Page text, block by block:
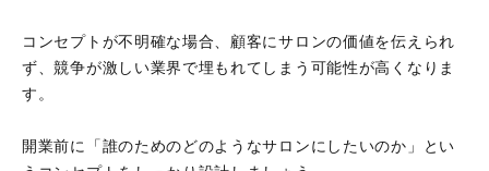
コンセプトが不明確な場合、顧客にサロンの価値を伝えられ
ず、競争が激しい業界で埋もれてしまう可能性が高くなりま
す。
開業前に「誰のためのどのようなサロンにしたいのか」とい